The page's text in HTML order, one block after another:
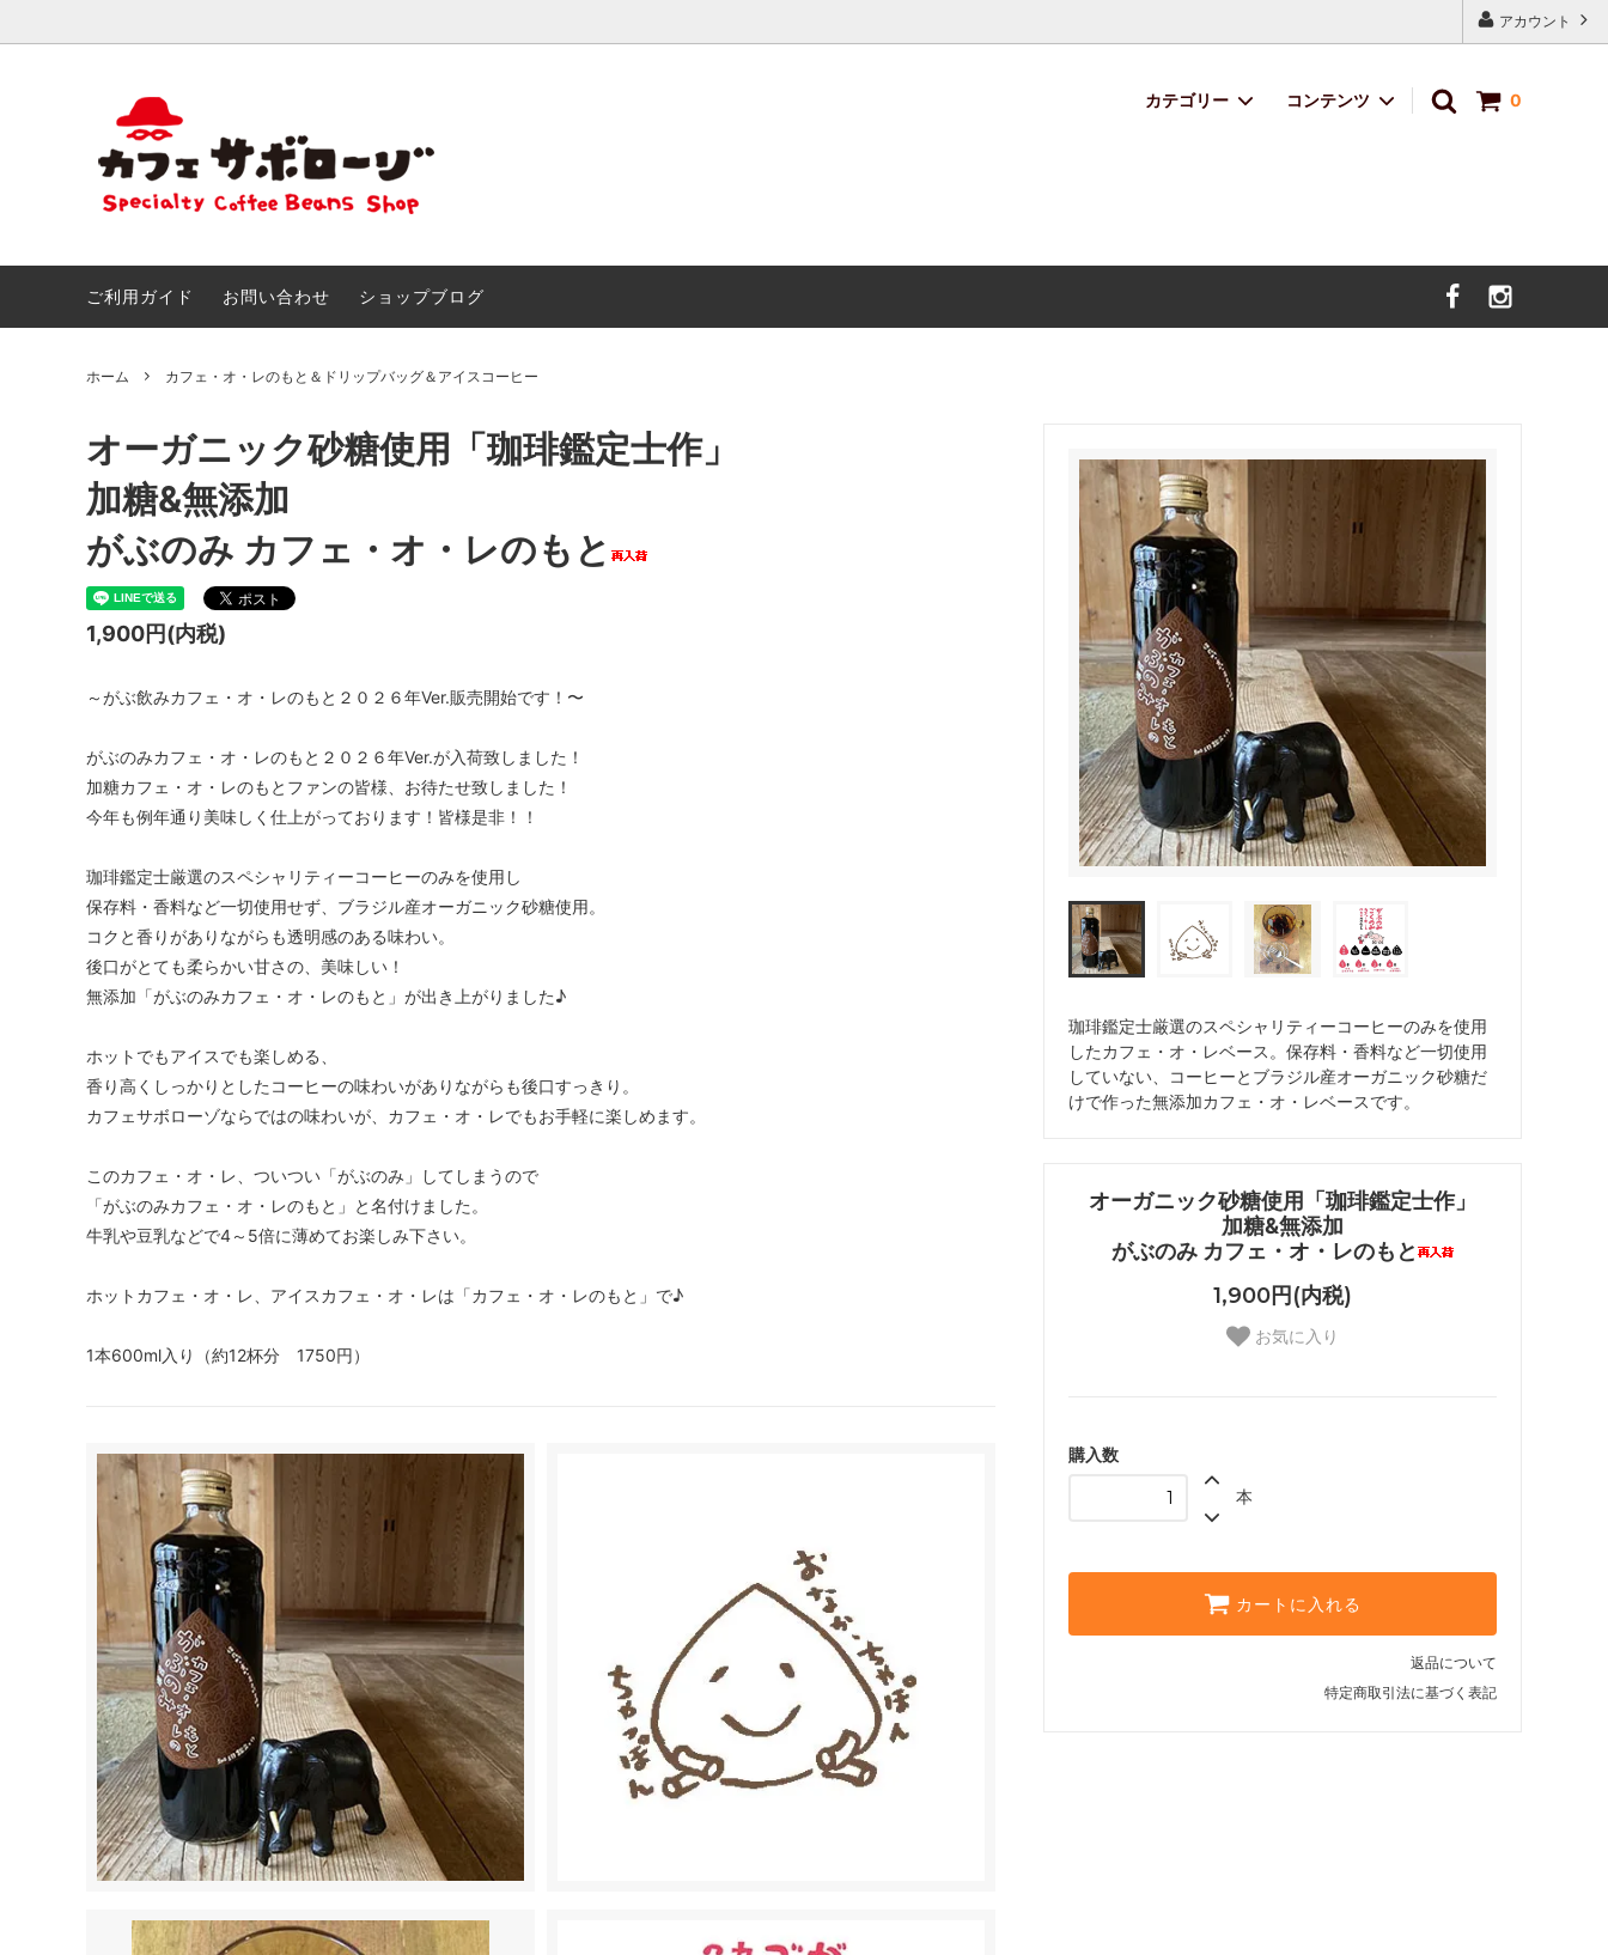
アカウント
0
カテゴリー
おためしセット
チョコ＆スイーツのためのマリアージュ サボローゾの本
コンテンツ
ごあいさつ
ご利用ガイド お問い合わせ ショップブログ
ホーム カフェ・オ・レのもと＆ドリップバッグ＆アイスコーヒー
珈琲鑑定士厳選のスペシャリティーコーヒーのみを使用
したカフェ・オ・レベース。保存料・香料など一切使用
していない、コーヒーとブラジル産オーガニック砂糖だ
けで作った無添加カフェ・オ・レベースです。
オーガニック砂糖使用「珈琲鑑定士作」
加糖&無添加
がぶのみ カフェ・オ・レのもと
1,900円(内税)
お気に入り
購入数
本
カートに入れる
返品について
特定商取引法に基づく表記
オーガニック砂糖使用「珈琲鑑定士作」
加糖&無添加
がぶのみ カフェ・オ・レのもと
1,900円(内税)
～がぶ飲みカフェ・オ・レのもと２０２６年Ver.販売開始です！〜
がぶのみカフェ・オ・レのもと２０２６年Ver.が入荷致しました！
加糖カフェ・オ・レのもとファンの皆様、お待たせ致しました！
今年も例年通り美味しく仕上がっております！皆様是非！！
珈琲鑑定士厳選のスペシャリティーコーヒーのみを使用し
保存料・香料など一切使用せず、ブラジル産オーガニック砂糖使用。
コクと香りがありながらも透明感のある味わい。
後口がとても柔らかい甘さの、美味しい！
無添加「がぶのみカフェ・オ・レのもと」が出き上がりました♪
ホットでもアイスでも楽しめる、
香り高くしっかりとしたコーヒーの味わいがありながらも後口すっきり。
カフェサボローゾならではの味わいが、カフェ・オ・レでもお手軽に楽しめます。
このカフェ・オ・レ、ついつい「がぶのみ」してしまうので
「がぶのみカフェ・オ・レのもと」と名付けました。
牛乳や豆乳などで4～5倍に薄めてお楽しみ下さい。
ホットカフェ・オ・レ、アイスカフェ・オ・レは「カフェ・オ・レのもと」で♪
1本600ml入り（約12杯分 1750円）